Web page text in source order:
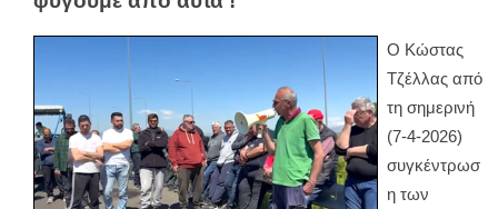
Ο Κώστας
Τζέλλας από
τη σημερινή
(7-4-2026)
συγκέντρωσ
η των